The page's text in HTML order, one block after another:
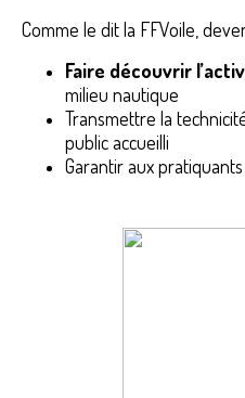
Comme le dit la FFVoile,
Faire découvrir
milieu nautique
Transmettre la
public accueilli
Garantir aux